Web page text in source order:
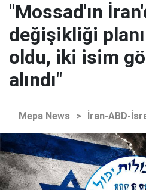
"Mossad'ın
değişikliği planı
oldu, iki isim
alındı"
Mepa News > İran-ABD-